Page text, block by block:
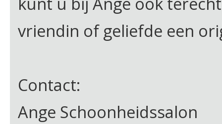
vriendin of geliefde een
Contact:
Ange Schoonheidssalon